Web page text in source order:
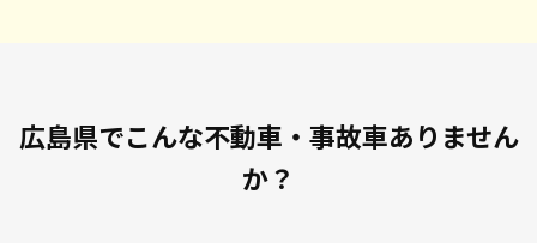
広島県でこんな不動車・事故車ありません
か？